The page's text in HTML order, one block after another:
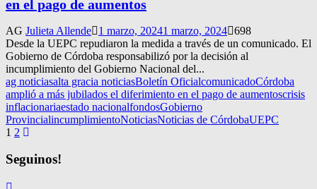
en el pago de aumentos
AG Julieta Allende 1 marzo, 20241 marzo, 2024 698
Desde la UEPC repudiaron la medida a través de un comunicado. El
Gobierno de Córdoba responsabilizó por la decisión al
incumplimiento del Gobierno Nacional del...
ag noticiasalta gracia noticiasBoletín OficialcomunicadoCórdoba
amplió a más jubilados el diferimiento en el pago de aumentoscrisis
inflacionariaestado nacionalfondosGobierno
ProvincialincumplimientoNoticiasNoticias de CórdobaUEPC
Navegación
de
entradas
1 2
Seguinos!